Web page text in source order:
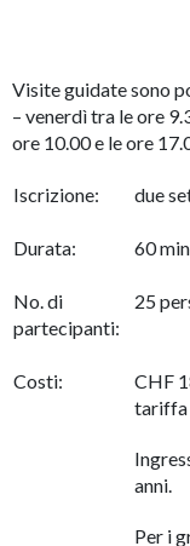
Visite guidate sono
– venerdì tra le ore
ore 10.00 e le ore
Iscrizione: due
Durata: 60
No. di
partecipanti:
25
Costi:
CHF
tariffa
anni.
Per i